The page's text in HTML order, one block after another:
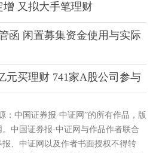
又拟大手笔理财
函 闲置募集资金使用与实际
元买理财 741家A股公司参与
：中国证券报·中证网”的所有作品，版
中国证券报·中证网与作品作者联合
、中证网以及作者书面授权不得转